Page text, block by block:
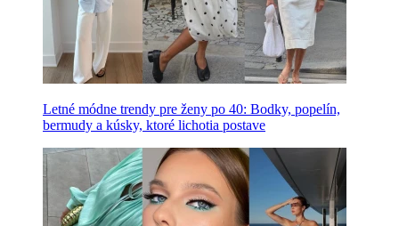
Letné módne trendy pre ženy po 40: Bodky, popelín,
bermudy a kúsky, ktoré lichotia postave